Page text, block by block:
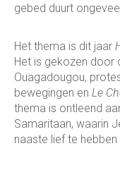
gebed duurt
Het thema is dit jaar
Het is gekozen door
Ouagadougou,
bewegingen en Le
thema is ontleend
Samaritaan, waarin
naaste lief te